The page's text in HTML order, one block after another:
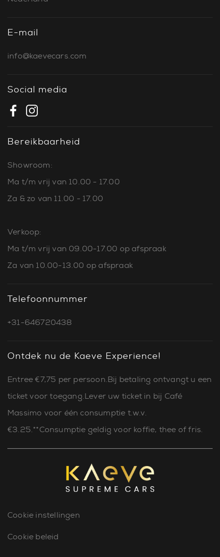
E-mail
info@kaevecars.com
Social media
Bereikbaarheid
Showroom:
Ma t/m vrij van 10.00 - 17.00
Za & zo van 11.00 - 17.00
Verkoop:
Ma t/m vrij van 09.00-17.00 op afspraak
Za van 10.00-13.00 op afspraak
Telefoonnummer
+31-646720438
Ontdek nu de Kaeve Experience!
Entree €7,75 per persoon.Bij betaling ontvangt u een
ticket voor toegang.Lever uw ticket in bij Café
Massimo voor één consumptie t.w.v.
€3.25.**Consumptie geldig voor koffie, thee of fris.
Cookie instellingen
Cookie beleid